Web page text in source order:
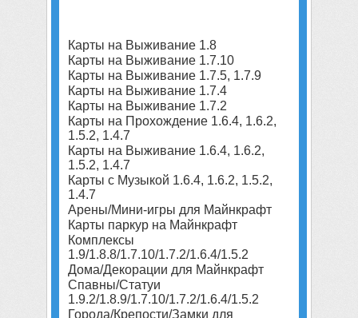
Карты на Выживание 1.8
Карты на Выживание 1.7.10
Карты на Выживание 1.7.5, 1.7.9
Карты на Выживание 1.7.4
Карты на Выживание 1.7.2
Карты на Прохождение 1.6.4, 1.6.2,
1.5.2, 1.4.7
Карты на Выживание 1.6.4, 1.6.2,
1.5.2, 1.4.7
Карты с Музыкой 1.6.4, 1.6.2, 1.5.2,
1.4.7
Арены/Мини-игры для Майнкрафт
Карты паркур на Майнкрафт
Комплексы
1.9/1.8.8/1.7.10/1.7.2/1.6.4/1.5.2
Дома/Декорации для Майнкрафт
Спавны/Статуи
1.9.2/1.8.9/1.7.10/1.7.2/1.6.4/1.5.2
Города/Крепости/Замки для